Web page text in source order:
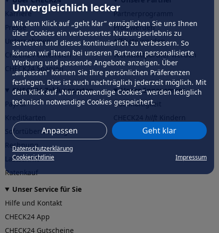
Unvergleichlich lecker
Mit dem Klick auf „geht klar” ermöglichen Sie uns Ihnen
über Cookies ein verbessertes Nutzungserlebnis zu
servieren und dieses kontinuierlich zu verbessern. So
können wir Ihnen bei unseren Partnern personalisierte
Werbung und passende Angebote anzeigen. Über
„anpassen” können Sie Ihre persönlichen Präferenzen
festlegen. Dies ist auch nachträglich jederzeit möglich. Mit
dem Klick auf „Nur notwendige Cookies” werden lediglich
technisch notwendige Cookies gespeichert.
Anpassen Geht klar
Datenschutzerklärung
Cookierichtlinie
Impressum
Karriere
Presse
Unternehmen
CHECK24 Österreich
CHECK24 Spanien
Partnerprogramm
Profi werden
Affiliate werden
Werkstattpartner werden
CHECK24 Zahlungsarten
PayPal
Sofortüberweisung
Rechnung
Lastschrift
Ratenkauf
Unser Engagement
Nachhaltigkeit
CHECK24hilftder Natur
Unser Service für Sie
Hilfe und Kontakt
CHECK24 App
CHECK24 Gutscheine